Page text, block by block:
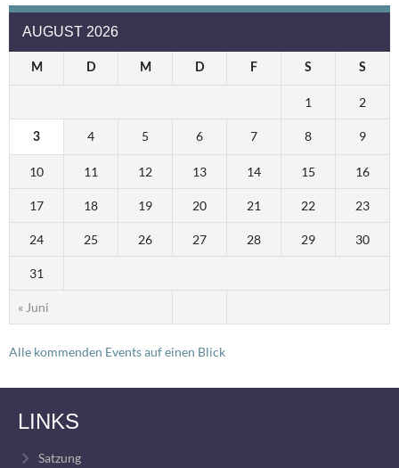
AUGUST 2026
M D M D F S S
« Juni
1 2
3 4 5 6 7 8 9
10 11 12 13 14 15 16
17 18 19 20 21 22 23
24 25 26 27 28 29 30
31
Alle kommenden Events auf einen Blick
LINKS
Satzung